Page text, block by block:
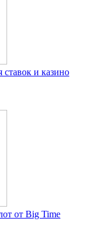
и казино
от Big Time